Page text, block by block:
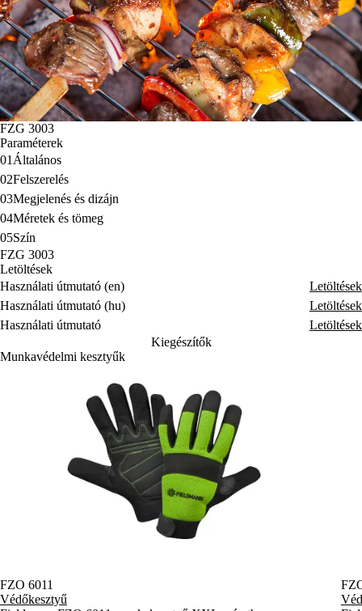
FZG 3003
Paraméterek
01 Általános
02Felszerelés
03Megjelenés és dizájn
04Méretek és tömeg
05Szín
FZG 3003
Letöltések
Használati útmutató (en)
Letöltések
Használati útmutató (hu)
Letöltések
Használati útmutató
Letöltések
Kiegészítők
Munkavédelmi kesztyűk
FZO 6011
Védőkesztyű